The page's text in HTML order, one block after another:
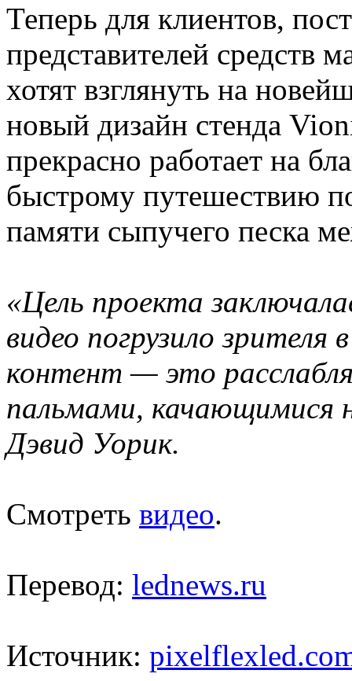
Теперь для клиентов,
представителей средств
хотят взглянуть на
новый дизайн стенда
прекрасно работает на
быстрому путешествию
памяти сыпучего песка
«Цель проекта
видео погрузило
контент — это
пальмами, качающимися
Дэвид Уорик.
Смотреть видео.
Перевод: lednews.ru
Источник: